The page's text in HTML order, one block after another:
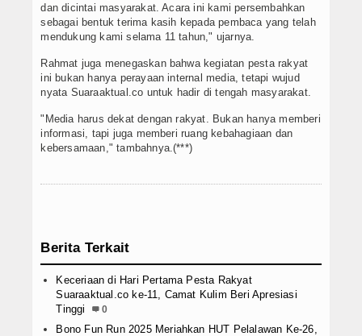
dan dicintai masyarakat. Acara ini kami persembahkan
sebagai bentuk terima kasih kepada pembaca yang telah
mendukung kami selama 11 tahun," ujarnya.
Rahmat juga menegaskan bahwa kegiatan pesta rakyat
ini bukan hanya perayaan internal media, tetapi wujud
nyata Suaraaktual.co untuk hadir di tengah masyarakat.
"Media harus dekat dengan rakyat. Bukan hanya memberi
informasi, tapi juga memberi ruang kebahagiaan dan
kebersamaan," tambahnya.(***)
Berita Terkait
Keceriaan di Hari Pertama Pesta Rakyat
Suaraaktual.co ke-11, Camat Kulim Beri Apresiasi
Tinggi
0
Bono Fun Run 2025 Meriahkan HUT Pelalawan Ke-26,